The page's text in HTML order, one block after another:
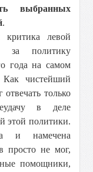
выбранных
.
левой
за политику
года на самом
Как чистейший
только
в деле
этой политики.
и намечена
просто не мог,
помощники,